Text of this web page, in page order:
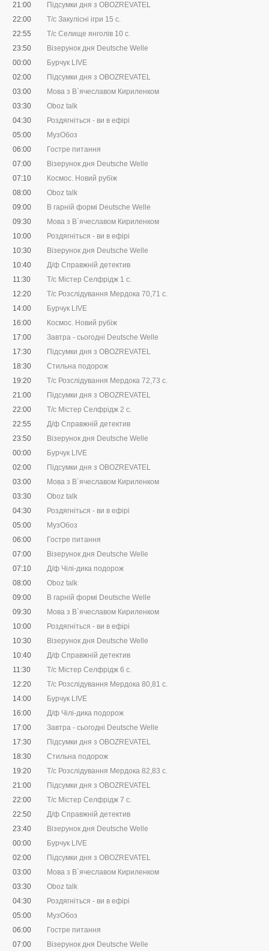
21:00
Підсумки дня з OBOZREVATEL
22:00
Т/с Закулісні ігри 15 с.
22:55
Т/с Селище янголів 10 с.
23:50
Візерунок дня Deutsche Welle
00:00
Бурчук LIVE
02:00
Підсумки дня з OBOZREVATEL
03:00
Мова з В`ячеславом Кириленком
03:30
Oboz talk
04:30
Роздягніться - ви в ефірі
05:00
МузОбоз
06:00
Гостре питання
07:00
Візерунок дня Deutsche Welle
07:10
Космос. Новий рубіж
08:00
Oboz talk
09:00
В гарній формі Deutsche Welle
09:30
Мова з В`ячеславом Кириленком
10:00
Роздягніться - ви в ефірі
10:30
Візерунок дня Deutsche Welle
10:40
Д/ф Справжній детектив
11:30
Т/с Містер Селфрідж 1 с.
12:20
Т/с Розслідування Мердока 70,71 c.
14:00
Бурчук LIVE
16:00
Космос. Новий рубіж
17:00
Завтра - сьогодні Deutsche Welle
17:30
Підсумки дня з OBOZREVATEL
18:30
Стильна подорож
19:20
Т/с Розслідування Мердока 72,73 c.
21:00
Підсумки дня з OBOZREVATEL
22:00
Т/с Містер Селфрідж 2 с.
22:55
Д/ф Справжній детектив
23:50
Візерунок дня Deutsche Welle
00:00
Бурчук LIVE
02:00
Підсумки дня з OBOZREVATEL
03:00
Мова з В`ячеславом Кириленком
03:30
Oboz talk
04:30
Роздягніться - ви в ефірі
05:00
МузОбоз
06:00
Гостре питання
07:00
Візерунок дня Deutsche Welle
07:10
Д/ф Чілі-дика подорож
08:00
Oboz talk
09:00
В гарній формі Deutsche Welle
09:30
Мова з В`ячеславом Кириленком
10:00
Роздягніться - ви в ефірі
10:30
Візерунок дня Deutsche Welle
10:40
Д/ф Справжній детектив
11:30
Т/с Містер Селфрідж 6 с.
12:20
Т/с Розслідування Мердока 80,81 c.
14:00
Бурчук LIVE
16:00
Д/ф Чілі-дика подорож
17:00
Завтра - сьогодні Deutsche Welle
17:30
Підсумки дня з OBOZREVATEL
18:30
Стильна подорож
19:20
Т/с Розслідування Мердока 82,83 c.
21:00
Підсумки дня з OBOZREVATEL
22:00
Т/с Містер Селфрідж 7 с.
22:50
Д/ф Справжній детектив
23:40
Візерунок дня Deutsche Welle
00:00
Бурчук LIVE
02:00
Підсумки дня з OBOZREVATEL
03:00
Мова з В`ячеславом Кириленком
03:30
Oboz talk
04:30
Роздягніться - ви в ефірі
05:00
МузОбоз
06:00
Гостре питання
07:00
Візерунок дня Deutsche Welle